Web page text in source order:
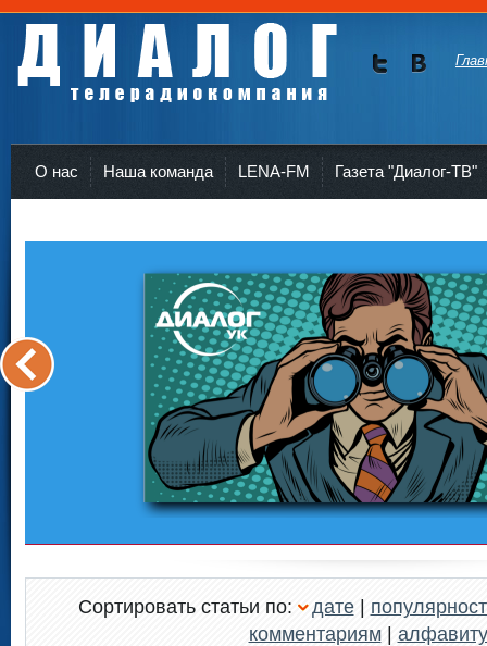
О нас Наша команда LENA-FM Газета "Диалог-ТВ"
Сортировать статьи по: дате|
комментариям| алфавиту